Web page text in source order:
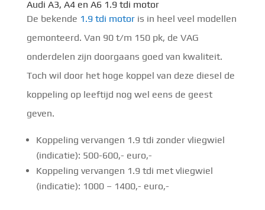
Audi A3, A4 en A6 1.9 tdi motor
De bekende 1.9 tdi motor is in heel veel modellen
gemonteerd. Van 90 t/m 150 pk, de VAG
onderdelen zijn doorgaans goed van kwaliteit.
Toch wil door het hoge koppel van deze diesel de
koppeling op leeftijd nog wel eens de geest
geven.
Koppeling vervangen 1.9 tdi zonder vliegwiel
(indicatie): 500-600,- euro,-
Koppeling vervangen 1.9 tdi met vliegwiel
(indicatie): 1000 – 1400,- euro,-